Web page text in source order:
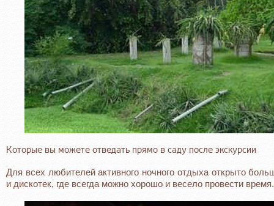
Которые вы можете отведать прямо в саду после экскурсии
Для всех любителей активного ночного отдыха открыто
и дискотек, где всегда можно хорошо и весело провести время.